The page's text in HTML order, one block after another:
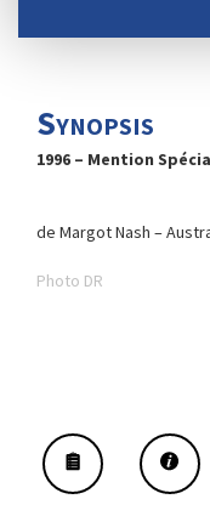
Synopsis
1996 – Mention
de Margot Nash –
Photo DR